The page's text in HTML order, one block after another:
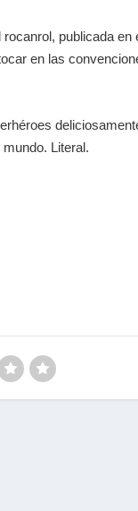
publicada en
en las
Literal.